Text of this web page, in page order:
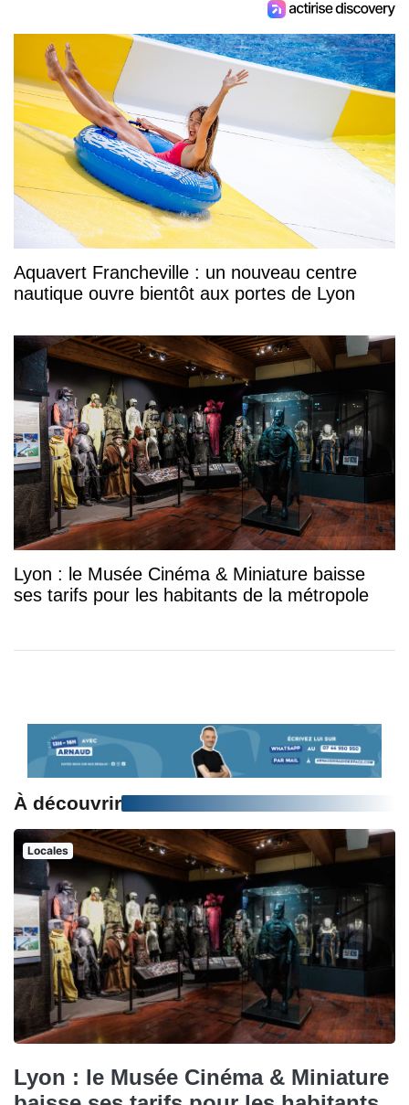
Aquavert Francheville : un nouveau centre
nautique ouvre bientôt aux portes de Lyon
Lyon : le Musée Cinéma & Miniature baisse
ses tarifs pour les habitants de la métropole
À découvrir
Locales
Lyon : le Musée Cinéma & Miniature